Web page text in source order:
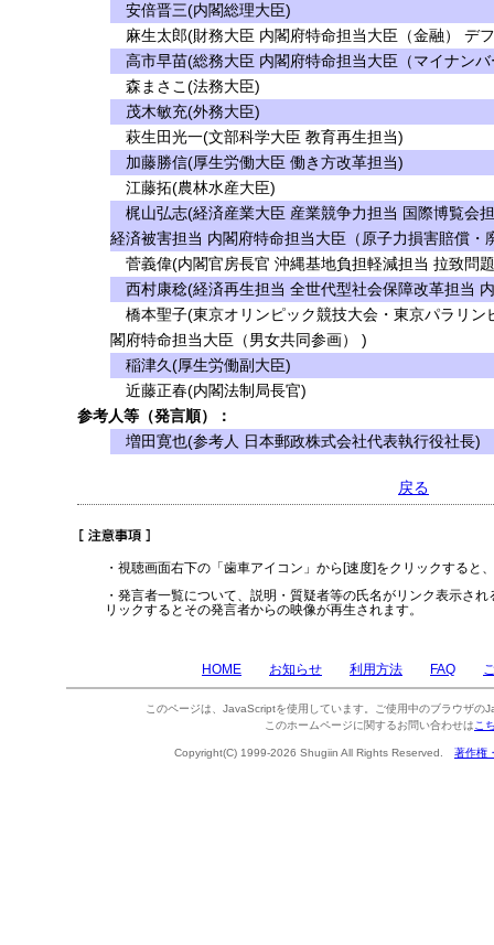
安倍晋三(内閣総理大臣)
麻生太郎(財務大臣 内閣府特命担当大臣（金融） デ
高市早苗(総務大臣 内閣府特命担当大臣（マイナン
森まさこ(法務大臣)
茂木敏充(外務大臣)
萩生田光一(文部科学大臣 教育再生担当)
加藤勝信(厚生労働大臣 働き方改革担当)
江藤拓(農林水産大臣)
梶山弘志(経済産業大臣 産業競争力担当 国際博覧会
経済被害担当 内閣府特命担当大臣（原子力損害賠償・
菅義偉(内閣官房長官 沖縄基地負担軽減担当 拉致問
西村康稔(経済再生担当 全世代型社会保障改革担当
橋本聖子(東京オリンピック競技大会・東京パラリン
閣府特命担当大臣（男女共同参画） )
稲津久(厚生労働副大臣)
近藤正春(内閣法制局長官)
参考人等（発言順）：
増田寛也(参考人 日本郵政株式会社代表執行役社長)
戻る
・視聴画面右下の「歯車アイコン」から[速度]をクリックすると
・発言者一覧について、説明・質疑者等の氏名がリンク表示さ
リックするとその発言者からの映像が再生されます。
HOME お知らせ 利用方法 FAQ
このページは、JavaScriptを使用しています。ご使用中のブラウザの
このホームページに関するお問い合わせは こ
Copyright(C) 1999-2026 Shugiin All Rights Reserved. 著作権